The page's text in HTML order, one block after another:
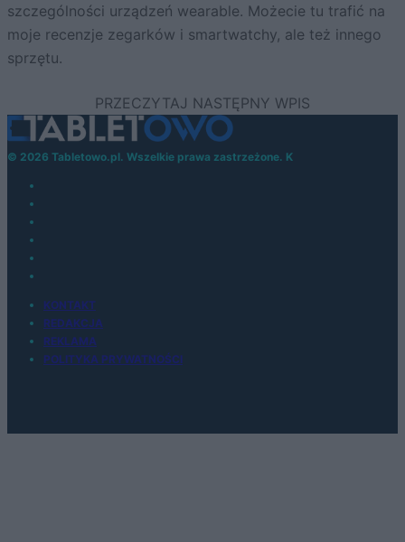
szczególności urządzeń wearable. Możecie tu trafić na
moje recenzje zegarków i smartwatchy, ale też innego
sprzętu.
© 2026 Tabletowo.pl. Wszelkie prawa zastrzeżone. K
KONTAKT
REDAKCJA
REKLAMA
POLITYKA PRYWATNOŚCI